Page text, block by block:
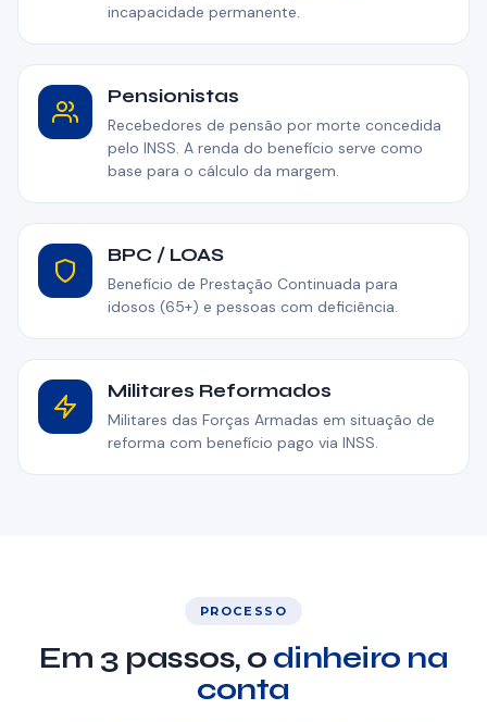
incapacidade permanente.
Pensionistas
Recebedores de pensão por morte concedida
pelo INSS. A renda do benefício serve como
base para o cálculo da margem.
BPC / LOAS
Benefício de Prestação Continuada para
idosos (65+) e pessoas com deficiência.
Militares Reformados
Militares das Forças Armadas em situação de
reforma com benefício pago via INSS.
PROCESSO
Em 3 passos, o dinheiro na
conta